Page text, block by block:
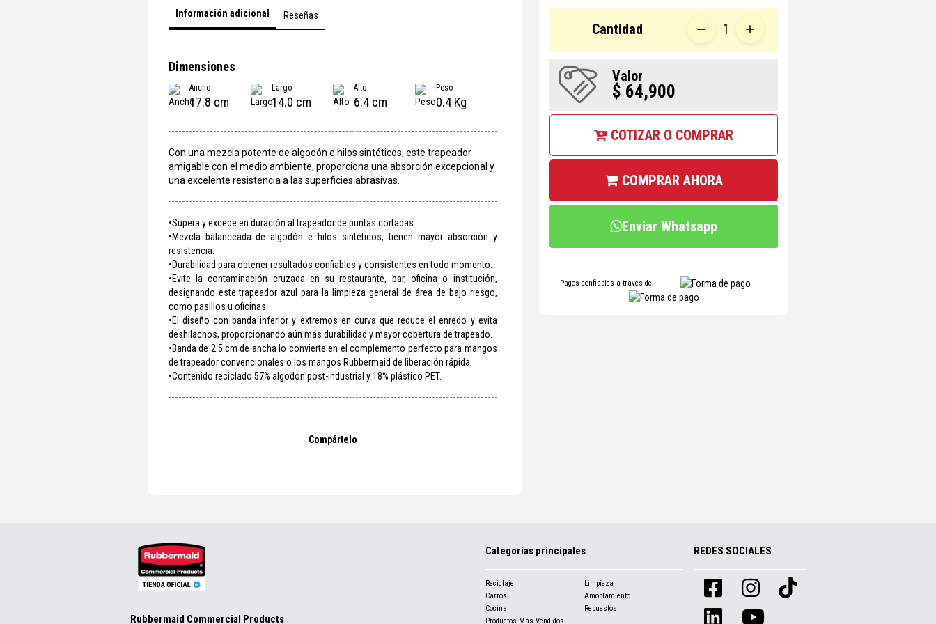
Información adicional Reseñas
Dimensiones
Ancho
17.8 cm
Largo
14.0 cm
Alto
6.4 cm
Peso
0.4 Kg
Con una mezcla potente de algodón e hilos sintéticos, este trapeador
amigable con el medio ambiente, proporciona una absorción excepcional y
una excelente resistencia a las superficies abrasivas.
•Supera y excede en duración al trapeador de puntas cortadas.
•Mezcla balanceada de algodón e hilos sintéticos, tienen mayor absorción y
resistencia.
•Durabilidad para obtener resultados confiables y consistentes en todo momento.
•Evite la contaminación cruzada en su restaurante, bar, oficina o institución,
designando este trapeador azul para la limpieza general de área de bajo riesgo,
como pasillos u oficinas.
•El diseño con banda inferior y extremos en curva que reduce el enredo y evita
deshilachos, proporcionando aún más durabilidad y mayor cobertura de trapeado.
•Banda de 2.5 cm de ancha lo convierte en el complemento perfecto para mangos
de trapeador convencionales o los mangos Rubbermaid de liberación rápida.
•Contenido reciclado 57% algodon post-industrial y 18% plástico PET.
Compártelo
Cantidad 1
Valor
$ 64,900
COTIZAR O COMPRAR
COMPRAR AHORA
Enviar Whatsapp
Pagos confiables a través de
Rubbermaid Commercial Products
Categorías principales
Reciclaje
Limpieza
Carros
Amoblamiento
Cocina
Repuestos
Productos Más Vendidos
REDES SOCIALES